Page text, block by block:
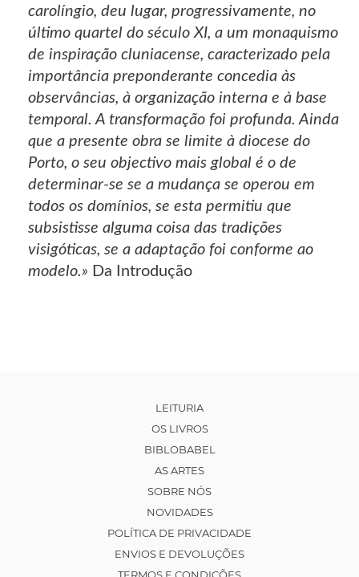
carolíngio, deu lugar, progressivamente, no
último quartel do século XI, a um monaquismo
de inspiração cluniacense, caracterizado pela
importância preponderante concedia às
observâncias, à organização interna e à base
temporal. A transformação foi profunda. Ainda
que a presente obra se limite à diocese do
Porto, o seu objectivo mais global é o de
determinar-se se a mudança se operou em
todos os domínios, se esta permitiu que
subsistisse alguma coisa das tradições
visigóticas, se a adaptação foi conforme ao
modelo.» Da Introdução
LEITURIA
OS LIVROS
BIBLOBABEL
AS ARTES
SOBRE NÓS
NOVIDADES
POLÍTICA DE PRIVACIDADE
ENVIOS E DEVOLUÇÕES
TERMOS E CONDIÇÕES